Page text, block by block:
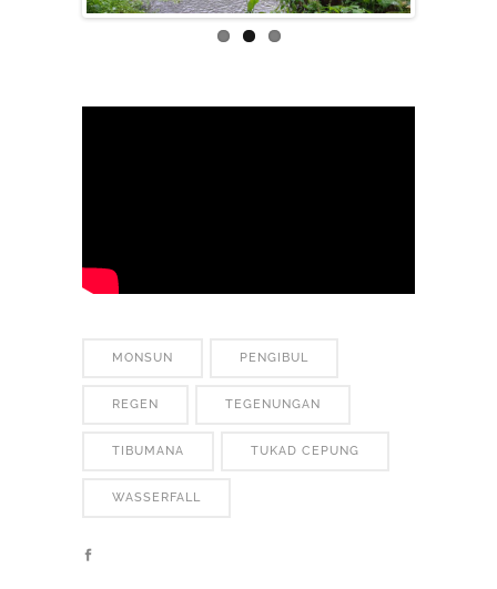
MONSUN PENGIBUL
REGEN TEGENUNGAN
TIBUMANA TUKAD CEPUNG
WASSERFALL